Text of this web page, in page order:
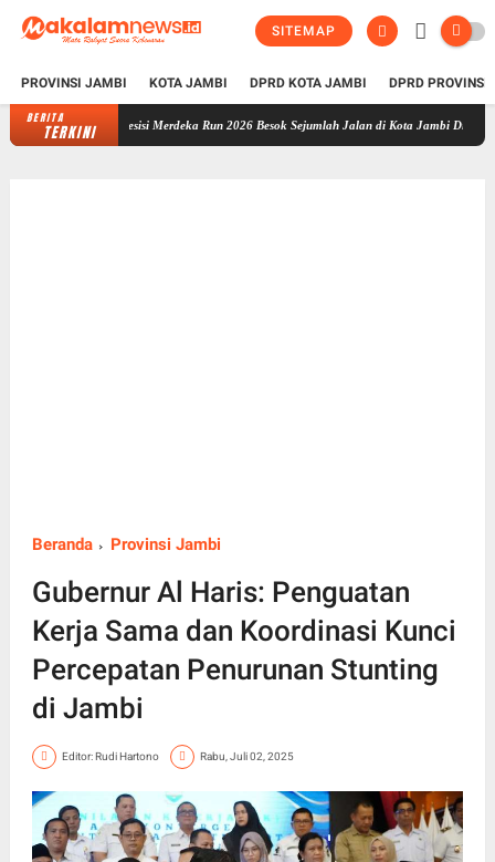
SITEMAP
PROVINSI JAMBI KOTA JAMBI DPRD KOTA JAMBI DPRD
BERITA
TERKINI
Presisi Merdeka Run 2026 Besok Sejumlah Jalan di Kota Jambi Ditutup, Polda
Beranda Provinsi Jambi
Gubernur Al Haris: Penguatan
Kerja Sama dan Koordinasi Kunci
Percepatan Penurunan Stunting
di Jambi
Editor: Rudi Hartono Rabu, Juli 02, 2025